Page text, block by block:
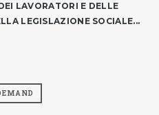
LAVORATORI E DELLE
LEGISLAZIONE SOCIALE...